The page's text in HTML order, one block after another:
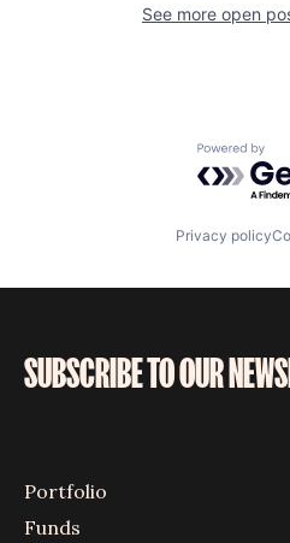
See more open
Powered
Privacy policy
SUBSCRIBE TO OUR
Portfolio
Funds